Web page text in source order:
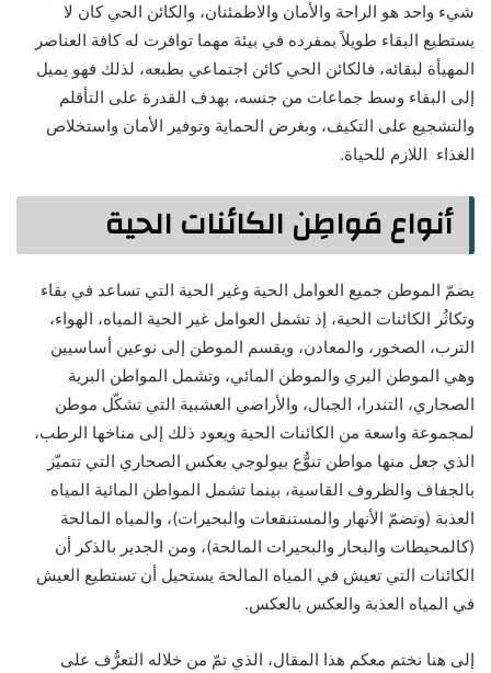
شيء واحد هو الراحة والأمان والاطمئنان، والكائن الحي كان لا
يستطيع البقاء طويلاً بمفرده في بيئة مهما توافرت له كافة العناصر
المهيأة لبقائه، فالكائن الحي كائن اجتماعي بطبعه، لذلك فهو يميل
إلى البقاء وسط جماعات من جنسه، بهدف القدرة على التأقلم
والتشجيع على التكيف، وبغرض الحماية وتوفير الأمان واستخلاص
الغذاء اللازم للحياة.
أنواع مَواطِن الكائنات الحية
يضمّ الموطن جميع العوامل الحية وغير الحية التي تساعد في بقاء
وتكاثُر الكائنات الحية، إذ تشمل العوامل غير الحية المياه، الهواء،
الترب، الصخور، والمعادن، ويقسم الموطن إلى نوعين أساسيين
وهي الموطن البري والموطن المائي، وتشمل المواطن البرية
الصحاري، التندرا، الجبال، والأراضي العشبية التي تشكّل موطن
لمجموعة واسعة من الكائنات الحية ويعود ذلك إلى مناخها الرطب،
الذي جعل منها مواطن تنوُّع بيولوجي بعكس الصحاري التي تتميّز
بالجفاف والظروف القاسية، بينما تشمل المواطن المائية المياه
العذبة (وتضمّ الأنهار والمستنقعات والبحيرات)، والمياه المالحة
(كالمحيطات والبحار والبحيرات المالحة)، ومن الجدير بالذكر أن
الكائنات التي تعيش في المياه المالحة يستحيل أن تستطيع العيش
في المياه العذبة والعكس بالعكس.
إلى هنا نختم معكم هذا المقال، الذي تمّ من خلاله التعرُّف على